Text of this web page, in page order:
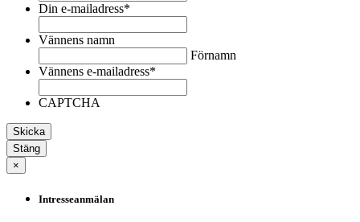
Din e-mailadress*
Vännens namn
Förnamn
Vännens e-mailadress*
CAPTCHA
Stäng
×
Intresseanmälan